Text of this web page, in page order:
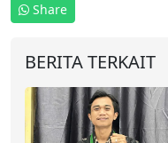
Share
BERITA TERKAIT